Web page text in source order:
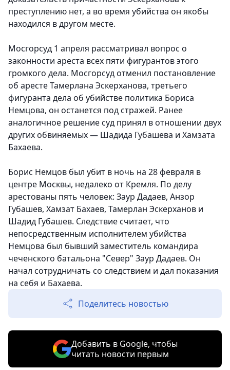
преступлению нет, а во время убийства он якобы
находился в другом месте.
Мосгорсуд 1 апреля рассматривал вопрос о
законности ареста всех пяти фигурантов этого
громкого дела. Мосгорсуд отменил постановление
об аресте Тамерлана Эскерханова, третьего
фигуранта дела об убийстве политика Бориса
Немцова, он останется под стражей. Ранее
аналогичное решение суд принял в отношении двух
других обвиняемых — Шадида Губашева и Хамзата
Бахаева.
Борис Немцов был убит в ночь на 28 февраля в
центре Москвы, недалеко от Кремля. По делу
арестованы пять человек: Заур Дадаев, Анзор
Губашев, Хамзат Бахаев, Тамерлан Эскерханов и
Шадид Губашев. Следствие считает, что
непосредственным исполнителем убийства
Немцова был бывший заместитель командира
чеченского батальона "Север" Заур Дадаев. Он
начал сотрудничать со следствием и дал показания
на себя и Бахаева.
Поделитесь новостью
Добавить в Google, чтобы
читать новости первым